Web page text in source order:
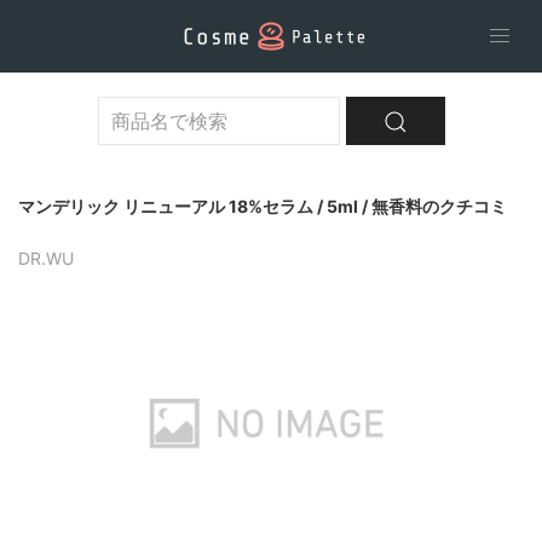
マンデリック リニューアル 18%セラム / 5ml / 無香料のクチコミ
DR.WU